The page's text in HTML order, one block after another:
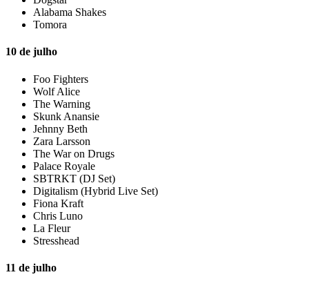
Alabama Shakes
Tomora
10 de julho
Foo Fighters
Wolf Alice
The Warning
Skunk Anansie
Jehnny Beth
Zara Larsson
The War on Drugs
Palace Royale
SBTRKT (DJ Set)
Digitalism (Hybrid Live Set)
Fiona Kraft
Chris Luno
La Fleur
Stresshead
11 de julho